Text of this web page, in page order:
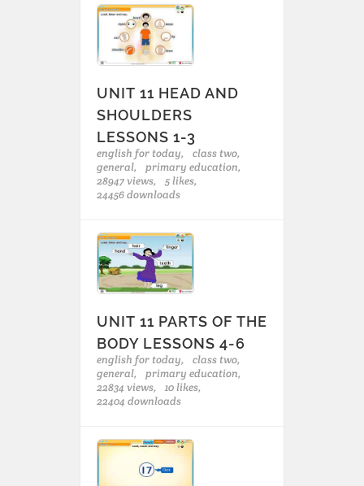
UNIT 11 HEAD AND
SHOULDERS
LESSONS 1-3
english for today,
class two,
general,
primary education,
28947 views,
5 likes,
24456 downloads
UNIT 11 PARTS OF THE
BODY LESSONS 4-6
english for today,
class two,
general,
primary education,
22834 views,
10 likes,
22404 downloads